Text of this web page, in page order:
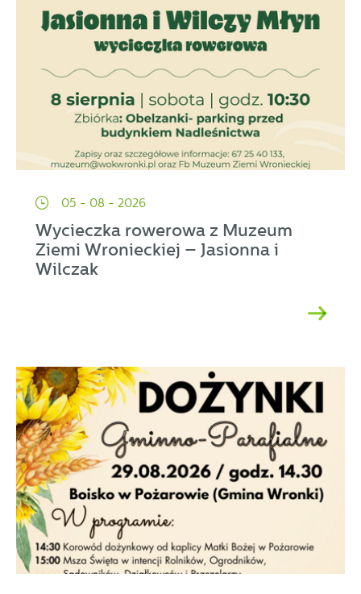
05 - 08 - 2026
Wycieczka rowerowa z Muzeum
Ziemi Wronieckiej – Jasionna i
Wilczak